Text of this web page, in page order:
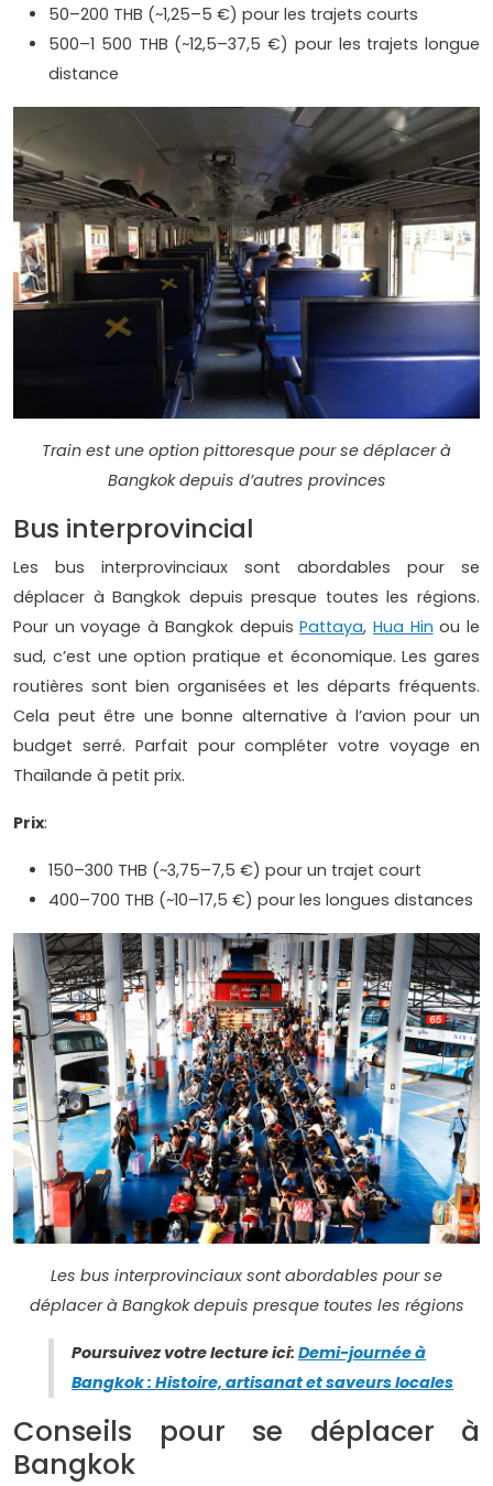
50–200 THB (~1,25–5 €) pour les trajets courts
500–1 500 THB (~12,5–37,5 €) pour les trajets longue
distance
Train est une option pittoresque pour se déplacer à
Bangkok depuis d’autres provinces
Bus interprovincial
Les bus interprovinciaux sont abordables pour se
déplacer à Bangkok depuis presque toutes les régions.
Pour un voyage à Bangkok depuisPattaya, Hua Hin ou le
sud, c’est une option pratique et économique. Les gares
routières sont bien organisées et les départs fréquents.
Cela peut être une bonne alternative à l’avion pour un
budget serré. Parfait pour compléter votre voyage en
Thaïlande à petit prix.
Prix:
150–300 THB (~3,75–7,5 €) pour un trajet court
400–700 THB (~10–17,5 €) pour les longues distances
Les bus interprovinciaux sont abordables pour se
déplacer à Bangkok depuis presque toutes les régions
Poursuivez votre lecture ici: Demi-journée à
Bangkok : Histoire, artisanat et saveurs locales
Conseils pour se déplacer à
Bangkok